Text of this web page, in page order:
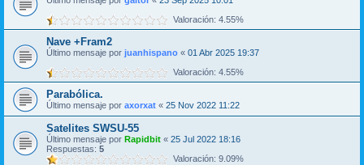
Valoración: 4.55%
Nave +Fram2
Último mensaje por juanhispano « 01 Abr 2025 19:37
Valoración: 4.55%
Parabólica.
Último mensaje por axorxat « 25 Nov 2022 11:22
Satelites SWSU-55
Último mensaje por Rapidbit « 25 Jul 2022 18:16
Respuestas: 5
Valoración: 9.09%